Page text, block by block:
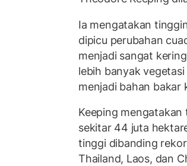
Ia mengatakan
dipicu perubahan
menjadi sangat
lebih banyak
menjadi bahan bakar
Keeping
sekitar 44 juta
tinggi dibanding
Thailand, Laos, dan